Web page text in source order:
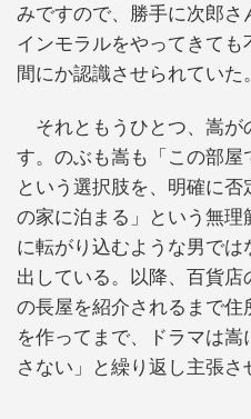
みですので、勝手に次郎
インモラルをやってきて
間にか認識させられていた。
それともうひとつ、嵩が
す。のぶも嵩も「この部屋
という選択肢を、明確に
の家に泊まる」という無
に転がり込むような男で
出している。以降、百貨
の長屋を紹介されるまで
を作ってまで、ドラマは
さない」と繰り返し主張さ